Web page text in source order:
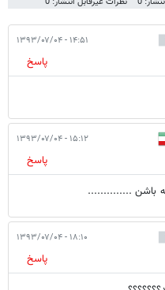
۱۴:۵۱ - ۱۳۹۳/۰۷/۰۴
پاسخ
۱۵:۱۲ - ۱۳۹۳/۰۷/۰۴
پاسخ
باشن ..............
۱۸:۱۰ - ۱۳۹۳/۰۷/۰۴
پاسخ